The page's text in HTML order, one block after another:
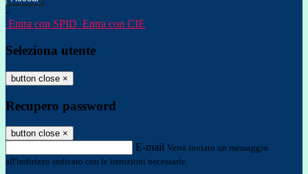
-
Entra con SPID Entra con CIE
Seleziona utente
button close ×
Recupero password
button close ×
E-mail Verrà inviato un messaggio
all'indirizzo indicato con le istruzioni necessarie.